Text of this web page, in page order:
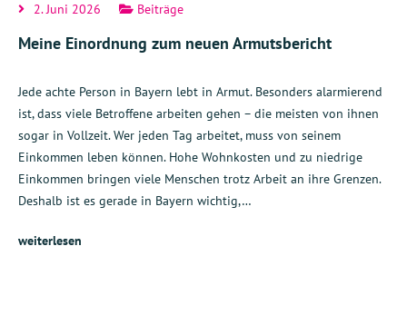
2. Juni 2026 Beiträge
Meine Einordnung zum neuen Armutsbericht
Jede achte Person in Bayern lebt in Armut. Besonders alarmierend
ist, dass viele Betroffene arbeiten gehen – die meisten von ihnen
sogar in Vollzeit. Wer jeden Tag arbeitet, muss von seinem
Einkommen leben können. Hohe Wohnkosten und zu niedrige
Einkommen bringen viele Menschen trotz Arbeit an ihre Grenzen.
Deshalb ist es gerade in Bayern wichtig,…
weiterlesen